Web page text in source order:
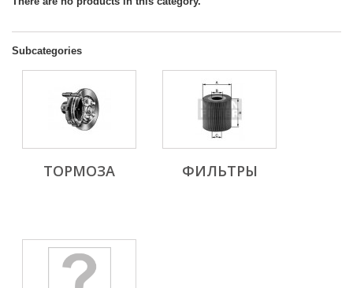
Subcategories
ТОРМОЗА ФИЛЬТРЫ